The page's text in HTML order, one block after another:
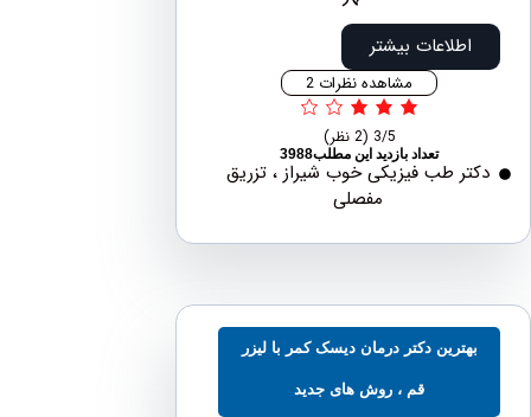
اطلاعات بیشتر
مشاهده نظرات 2
تعداد بازدید این مطلب3988
طب فیزیکی خوب شیراز ، تزریق
دکتر درمان دیسک کمر با لیزر
قم ، روش های جدید